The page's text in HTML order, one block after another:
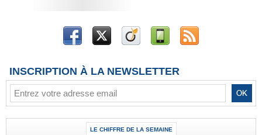
INSCRIPTION À LA NEWSLETTER
LE CHIFFRE DE LA SEMAINE